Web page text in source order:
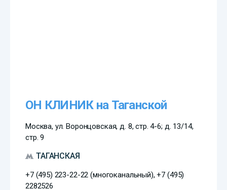
ОН КЛИНИК на Таганской
Москва, ул. Воронцовская, д. 8, стр. 4-6; д. 13/14,
стр. 9
ТАГАНСКАЯ
+7 (495) 223-22-22 (многоканальный), +7 (495)
2282526